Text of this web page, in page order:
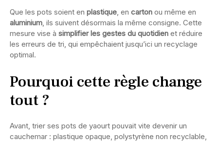
Que les pots soient en plastique, en carton ou même en
aluminium, ils suivent désormais la même consigne. Cette
mesure vise à simplifier les gestes du quotidien et réduire
les erreurs de tri, qui empêchaient jusqu’ici un recyclage
optimal.
Pourquoi cette règle change
tout ?
Avant, trier ses pots de yaourt pouvait vite devenir un
cauchemar : plastique opaque, polystyrène non recyclable,